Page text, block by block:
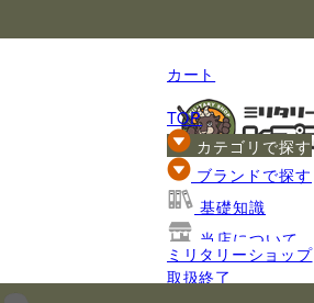
カート
TOP
カテゴリで探す
ブランドで探す
基礎知識
当店について
ご利用ガイド
ミリタリーショップ
取扱終了